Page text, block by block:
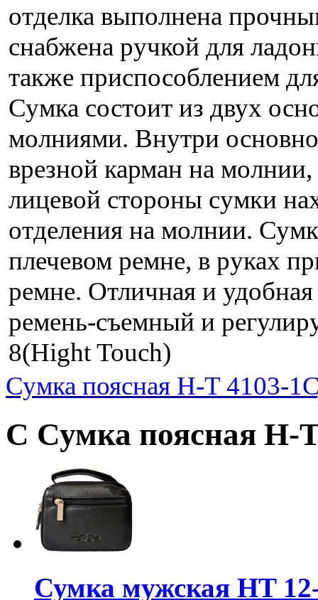
отделка выполнена
снабжена ручкой для
также приспособлением
Сумка состоит из двух
молниями. Внутри
врезной карман на
лицевой стороны сумки
отделения на молнии.
плечевом ремне, в руках
ремне. Отличная и
ремень-съемный и
8(Hight Touch)
Сумка поясная H-T 4103-1
С Сумка поясная H-
Сумка мужская HT